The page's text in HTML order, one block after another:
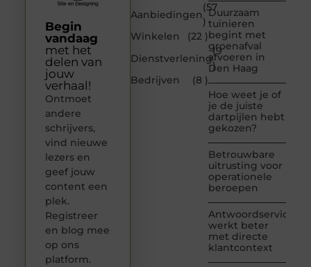
Aanbiedingen
(57
)
Winkelen
(22 )
Dienstverlening
(9
)
Bedrijven
(8 )
Duurzaam
tuinieren
begint met
groenafval
afvoeren in
Den Haag
Hoe weet je of
je de juiste
dartpijlen hebt
gekozen?
Betrouwbare
uitrusting voor
operationele
beroepen
Antwoordservice
werkt beter
met directe
klantcontext
Begin
vandaag
met het
delen van
jouw
verhaal!
Ontmoet
andere
schrijvers,
vind nieuwe
lezers en
geef jouw
content een
plek.
Registreer
en blog mee
op ons
platform.